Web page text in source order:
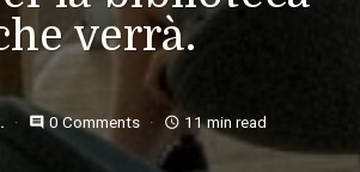
verrà.
comment 0 Comments access_time 11 min read